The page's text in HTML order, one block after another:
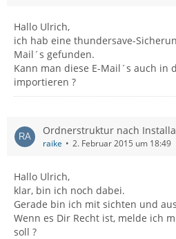
Hallo Ulrich,
ich hab eine thundersave-
Mail´s gefunden.
Kann man diese E-Mail´s auch in
importieren ?
Ordnerstruktur nach
raike 2. Februar 2015 um 18:49
Hallo Ulrich,
klar, bin ich noch dabei.
Gerade bin ich mit sichten und
Wenn es Dir Recht ist, melde ich
soll ?